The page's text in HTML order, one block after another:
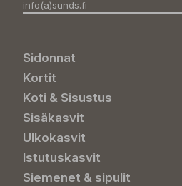
info(a)sunds.fi
Sidonnat
Kortit
Koti & Sisustus
Sisäkasvit
Ulkokasvit
Istutuskasvit
Siemenet & sipulit